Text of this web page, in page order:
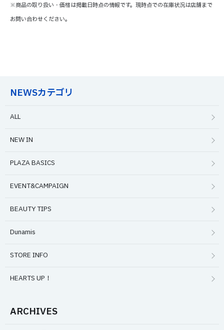
※商品の取り扱い・価格は掲載日時点の情報です。現時点での在庫状況は店舗まで
お問い合わせください。
NEWSカテゴリ
ALL
NEW IN
PLAZA BASICS
EVENT&CAMPAIGN
BEAUTY TIPS
Dunamis
STORE INFO
HEARTS UP！
ARCHIVES